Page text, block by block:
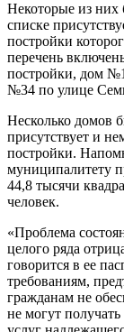
Некоторые из
списке
постройки
перечень
постройки, дом
№34 по улице
Несколько домов
присутствует и
постройки.
муниципалитету
44,8 тысячи
человек.
«Проблема
целого ряда
говорится в ее
требованиям,
гражданам не
не могут